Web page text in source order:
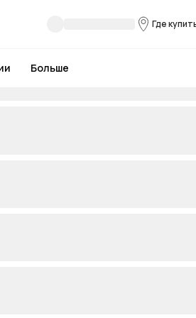
Где
Больше